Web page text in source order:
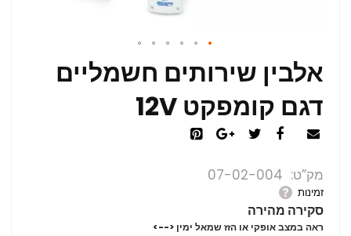
אלבין שירותים חשמליים
דגם קומפקט 12V
מק”ט 07-02-004
זמינות
סקירה מהירה
ראה במצב אופקי או הזז שמאל ימין <-->